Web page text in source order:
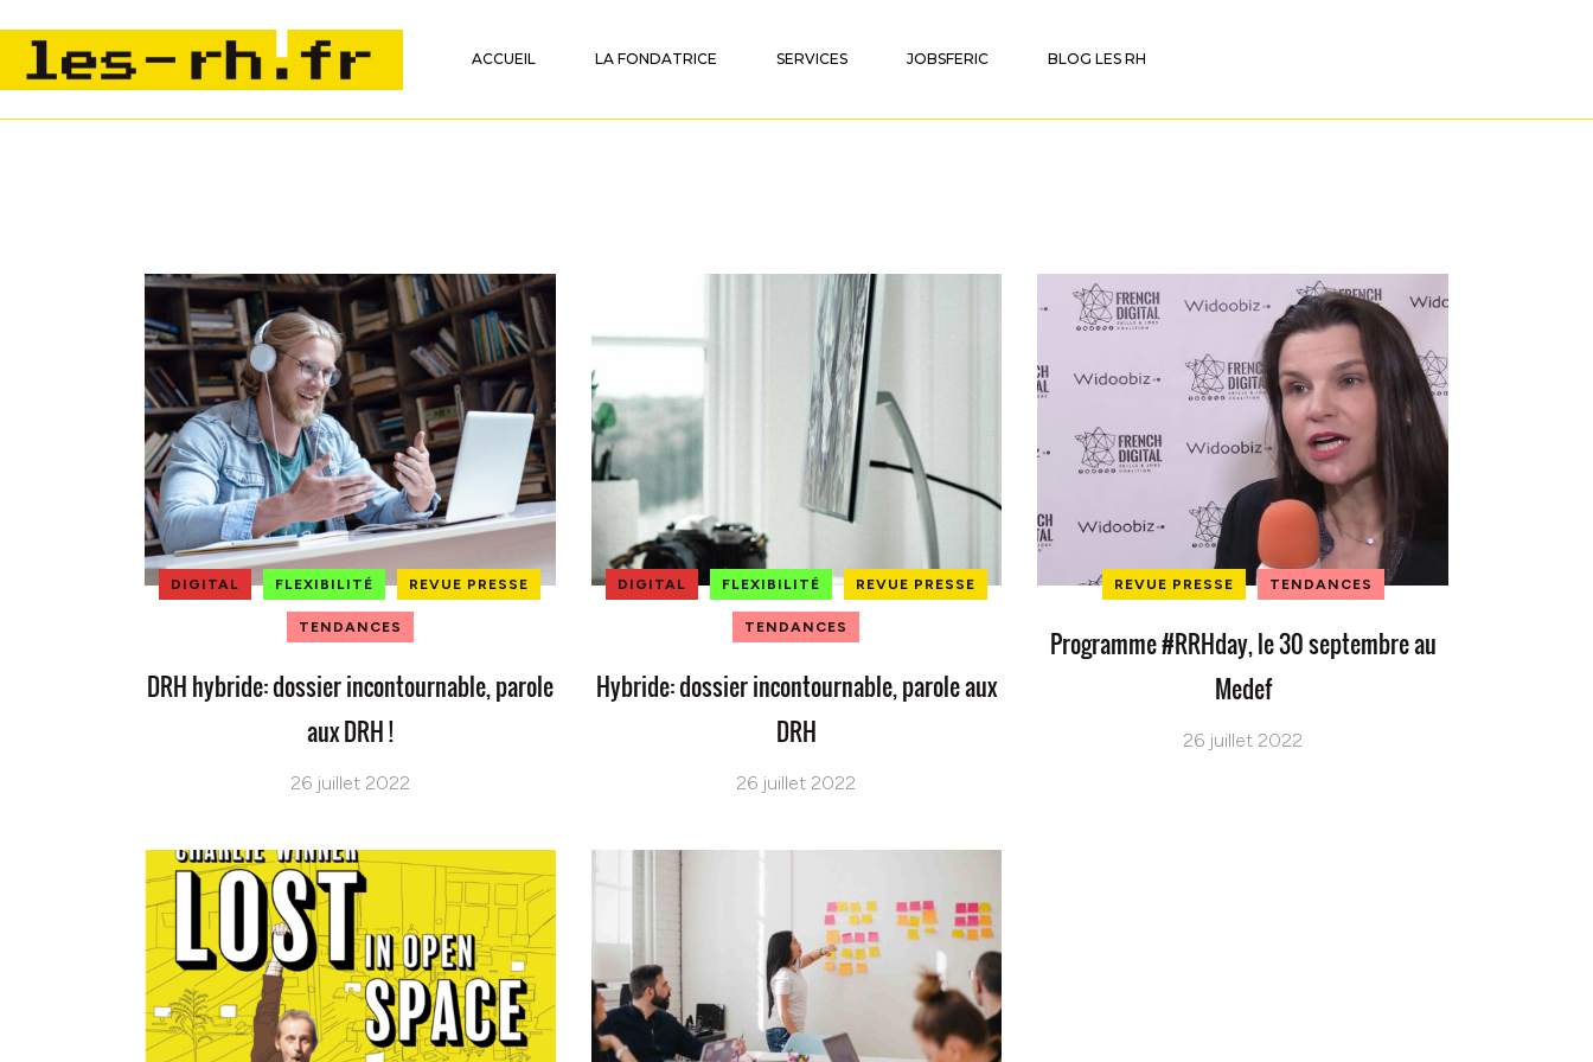
ACCUEIL LA FONDATRICE SERVICES JOBSFERIC BLOG LES RH
DIGITAL FLEXIBILITÉ REVUE PRESSE
TENDANCES
DRH hybride: dossier incontournable, parole
aux DRH !
26 juillet 2022
DIGITAL FLEXIBILITÉ REVUE PRESSE
TENDANCES
Hybride: dossier incontournable, parole aux
DRH
26 juillet 2022
REVUE PRESSE TENDANCES
Programme #RRHday, le 30 septembre au
Medef
26 juillet 2022